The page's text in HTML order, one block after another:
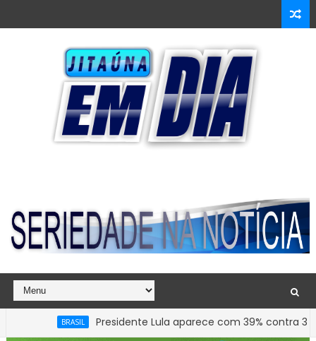
Presidente Lula aparece com 39% contra 30% de